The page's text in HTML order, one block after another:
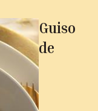
Guiso
de